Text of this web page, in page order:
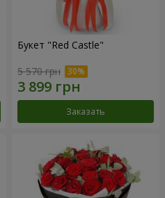
Букет "Red Castle"
5 570 грн
Заказать